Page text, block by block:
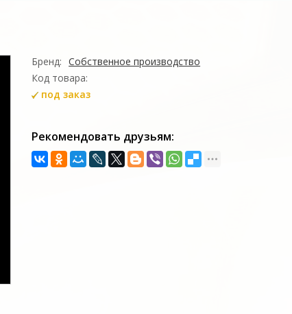
Бренд: Собственное производство
Код товара:
под заказ
Рекомендовать друзьям: